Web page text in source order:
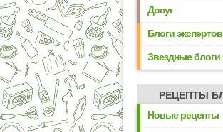
Досуг
Блоги экспертов
Звездные блоги
РЕЦЕПТЫ
Новые рецепты